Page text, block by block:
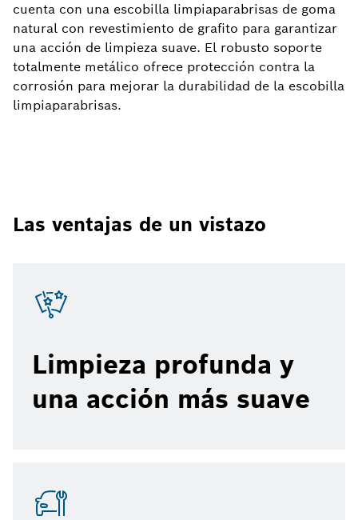
cuenta con una escobilla limpiaparabrisas de goma
natural con revestimiento de grafito para garantizar
una acción de limpieza suave. El robusto soporte
totalmente metálico ofrece protección contra la
corrosión para mejorar la durabilidad de la escobilla
limpiaparabrisas.
Las ventajas de un vistazo
Limpieza profunda y
una acción más suave